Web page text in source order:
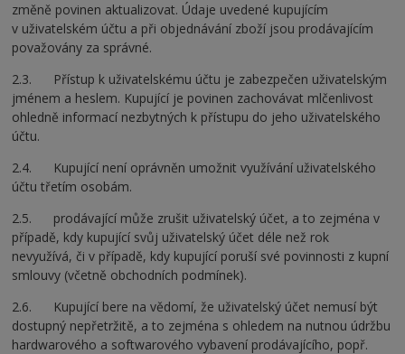
změně povinen aktualizovat. Údaje uvedené kupujícím
v uživatelském účtu a při objednávání zboží jsou prodávajícím
považovány za správné.
2.3. Přístup k uživatelskému účtu je zabezpečen uživatelským
jménem a heslem. Kupující je povinen zachovávat mlčenlivost
ohledně informací nezbytných k přístupu do jeho uživatelského
účtu.
2.4. Kupující není oprávněn umožnit využívání uživatelského
účtu třetím osobám.
2.5. prodávající může zrušit uživatelský účet, a to zejména v
případě, kdy kupující svůj uživatelský účet déle než rok
nevyužívá, či v případě, kdy kupující poruší své povinnosti z kupní
smlouvy (včetně obchodních podmínek).
2.6. Kupující bere na vědomí, že uživatelský účet nemusí být
dostupný nepřetržitě, a to zejména s ohledem na nutnou údržbu
hardwarového a softwarového vybavení prodávajícího, popř.